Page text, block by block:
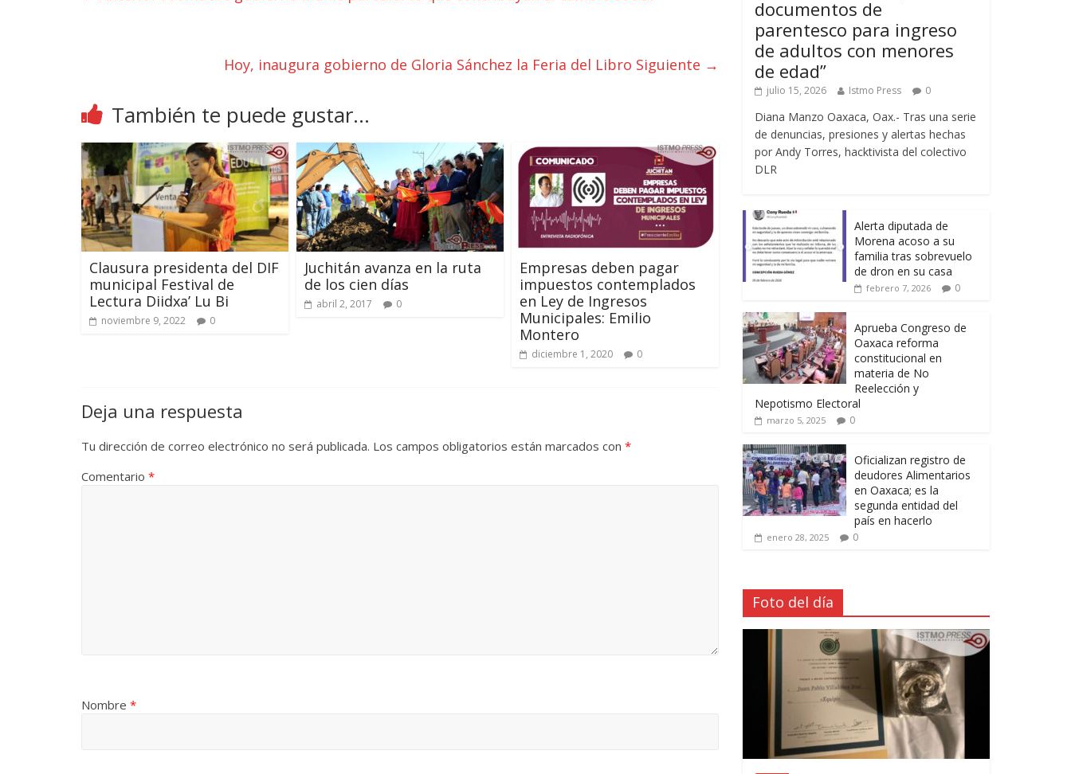
Hoy, inaugura gobierno de Gloria Sánchez la Feria del Libro Siguiente →
También te puede gustar...
Clausura presidenta del DIF
municipal Festival de
Lectura Diidxa’ Lu Bi
noviembre 9, 2022 0
Juchitán avanza en la ruta
de los cien días
abril 2, 2017 0
Empresas deben pagar
impuestos contemplados
en Ley de Ingresos
Municipales: Emilio
Montero
diciembre 1, 2020 0
Deja una respuesta
Tu dirección de correo electrónico no será publicada. Los campos obligatorios están marcados con *
Comentario *
Nombre *
documentos de
parentesco para ingreso
de adultos con menores
de edad”
julio 15, 2026 Istmo Press 0
Diana Manzo Oaxaca, Oax.- Tras una serie
de denuncias, presiones y alertas hechas
por Andy Torres, hacktivista del colectivo
DLR
Alerta diputada de
Morena acoso a su
familia tras sobrevuelo
de dron en su casa
febrero 7, 2026 0
Aprueba Congreso de
Oaxaca reforma
constitucional en
materia de No
Reelección y
Nepotismo Electoral
marzo 5, 2025 0
Oficializan registro de
deudores Alimentarios
en Oaxaca; es la
segunda entidad del
país en hacerlo
enero 28, 2025 0
Foto del día